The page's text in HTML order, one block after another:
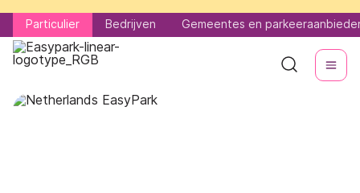
Particulier Bedrijven Gemeentes en
Particulier Bedrijven Gemeentes en